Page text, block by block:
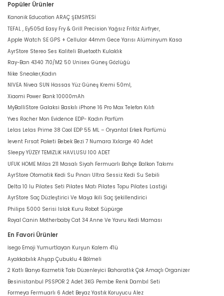
Popüler Ürünler
Kanonik Education ARAÇ ŞEMSİYESİ
TEFAL , Ey505d Easy Fry & Grill Precision Yağsız Fritöz Airfryer,
Apple Watch SE GPS + Cellular 44mm Gece Yarısı Alüminyum Kasa
AyrStore Stereo Ses Kaliteli Bluetooth Kulaklık
Ray-Ban 4340 710/M2 50 Unisex Güneş Gözlüğü
Nike Sneaker,Kadın
NIVEA Nivea SUN Hassas Yüz Güneş Kremi 50ml,
Xiaomi Power Bank 10000mAh
MyBalliStore Galaksi Baskılı iPhone 16 Pro Max Telefon Kılıfı
Yves Rocher Mon Evidence EDP- Kadın Parfüm
Lelas Lelas Prime 38 Cool EDP 55 ML – Oryantal Erkek Parfümü
levent Fırsat Paketi Bebek Bezi 7 Numara Xxlarge 40 Adet
Sleepy YÜZEY TEMİZLİK HAVLUSU 100 ADET
UFUK HOME Milas 211 Masalı Siyah Fermuarlı Bahçe Balkon Takımı
AyrStore Otomatik Kedi Su Pınarı Ultra Sessiz Kedi Su Sebili
Delta 10 lu Pilates Seti Pilates Matı Pilates Topu Pilates Lastiği
AyrStore Saç Düzleştirici Ve Maşa İkili Saç Şekillendirici
Philips 5000 Serisi Islak Kuru Robot Süpürge
Royal Canin Motherbaby Cat 34 Anne Ve Yavru Kedi Maması
En Favori Ürünler
İsego Emoji Yumurtlayan Kurşun Kalem 4'lü
Ayakkabılık Ahşap Çubuklu 4 Bölmeli
2 Katlı Banyo Kozmetik Takı Düzenleyici Baharatlık Çok Amaçlı Organizer
Besinistanbul PSSPOR 2 Adet 3KG Pembe Renk Dambıl Seti
Formeya Fermuarlı 6 Adet Beyaz Yastık Koruyucu Alez